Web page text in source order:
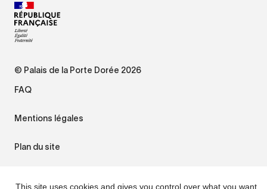
© Palais de la Porte Dorée 2026
FAQ
Mentions légales
Plan du site
This site uses cookies and gives you control over what you want